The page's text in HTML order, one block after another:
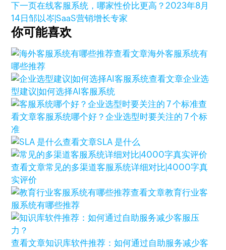
下一页在线客服系统，哪家性价比更高？2023年8月
14日邹以岑|SaaS营销增长专家
你可能喜欢
查看文章海外客服系统有
哪些推荐
查看文章企业选
型建议|如何选择AI客服系统
查
看文章客服系统哪个好？企业选型时要关注的 7 个标
准
查看文章SLA 是什么
查看文章常见的多渠道客服系统详细对比|4000字真
实评价
查看文章教育行业客
服系统有哪些推荐
查看文章知识库软件推荐：如何通过自助服务减少客